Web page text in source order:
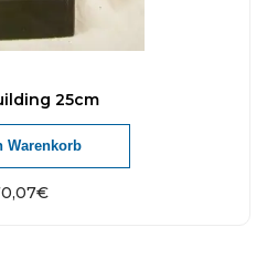
25cm
€
Warenkorb